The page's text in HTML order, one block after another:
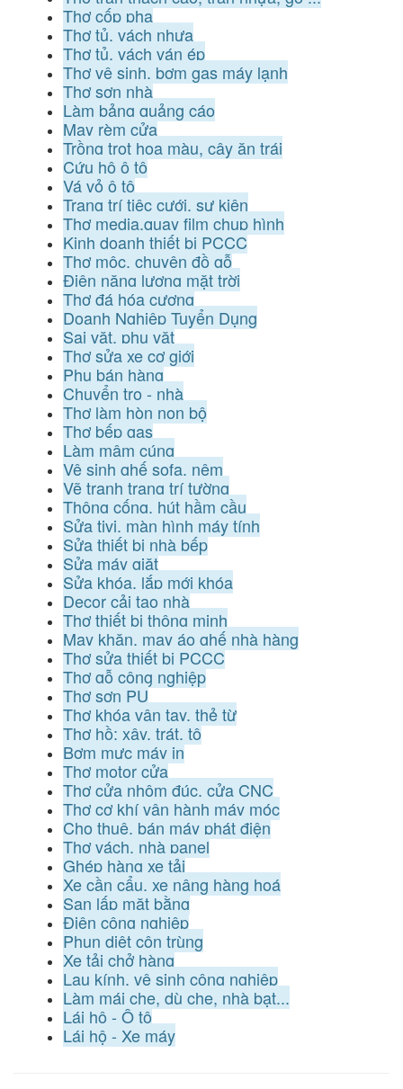
Thợ cốp pha
Thợ tủ, vách nhựa
Thợ tủ, vách ván ép
Thợ vệ sinh, bơm gas máy lạnh
Thợ sơn nhà
Làm bảng quảng cáo
May rèm cửa
Trồng trọt hoa màu, cây ăn trái
Cứu hộ ô tô
Vá vỏ ô tô
Trang trí tiệc cưới, sự kiện
Thợ media,quay film chụp hình
Kinh doanh thiết bị PCCC
Thợ mộc, chuyên đồ gỗ
Điện năng lượng mặt trời
Thợ đá hóa cương
Doanh Nghiệp Tuyển Dụng
Sai vặt, phụ vặt
Thợ sửa xe cơ giới
Phụ bán hàng
Chuyển trọ - nhà
Thợ làm hòn non bộ
Thợ bếp gas
Làm mâm cúng
Vệ sinh ghế sofa, nệm
Vẽ tranh trang trí tường
Thông cống, hút hầm cầu
Sửa tivi, màn hình máy tính
Sửa thiết bị nhà bếp
Sửa máy giặt
Sửa khóa, lắp mới khóa
Decor cải tạo nhà
Thợ thiết bị thông minh
May khăn, may áo ghế nhà hàng
Thợ sửa thiết bị PCCC
Thợ gỗ công nghiệp
Thợ sơn PU
Thợ khóa vân tay, thẻ từ
Thợ hồ: xây, trát, tô
Bơm mực máy in
Thợ motor cửa
Thợ cửa nhôm đúc, cửa CNC
Thợ cơ khí vận hành máy móc
Cho thuê, bán máy phát điện
Thợ vách, nhà panel
Ghép hàng xe tải
Xe cần cẩu, xe nâng hàng hoá
San lấp mặt bằng
Điện công nghiệp
Phun diệt côn trùng
Xe tải chở hàng
Lau kính, vệ sinh công nghiệp
Làm mái che, dù che, nhà bạt...
Lái hộ - Ô tô
Lái hộ - Xe máy